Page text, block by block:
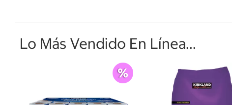
Lo Más Vendido En Línea...